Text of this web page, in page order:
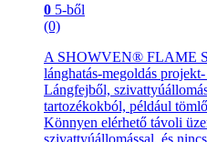
0 5-ből
(0)
A SHOWVEN® FLAME
lánghatás-megoldás
Lángfejből,
tartozékokból, például
Könnyen elérhető távoli
szivattyúállomással, és